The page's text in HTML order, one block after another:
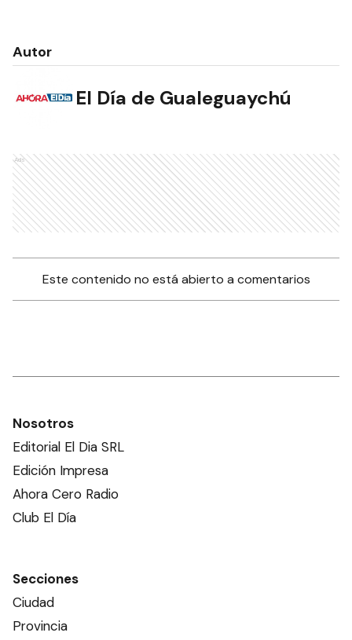
Autor
El Día de Gualeguaychú
Ads
Este contenido no está abierto a comentarios
Nosotros
Editorial El Dia SRL
Edición Impresa
Ahora Cero Radio
Club El Día
Secciones
Ciudad
Provincia